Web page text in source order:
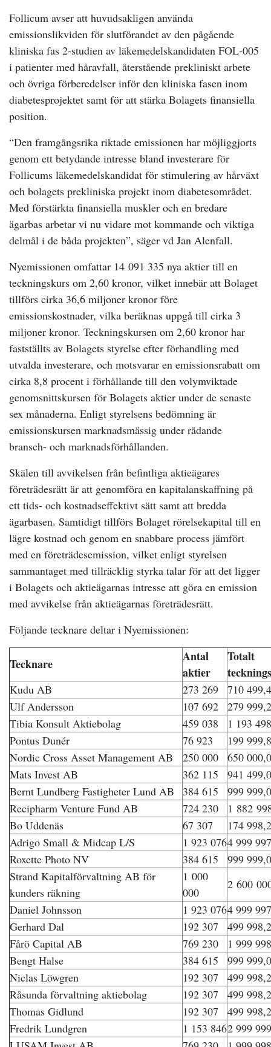
Follicum avser att huvudsakligen använda
emissionslikviden för slutförandet av den pågående
kliniska fas 2-studien av läkemedelskandidaten FOL-005
i patienter med håravfall, återstående prekliniskt arbete
och övriga förberedelser inför den kliniska fasen inom
diabetesprojektet samt för att stärka Bolagets finansiella
position.
“Den framgångsrika riktade emissionen har möjliggjorts
genom ett betydande intresse bland investerare för
Follicums läkemedelskandidat för stimulering av hårväxt
och bolagets prekliniska projekt inom diabetesområdet.
Med förstärkta finansiella muskler och en bredare
ägarbas arbetar vi nu vidare mot kommande och viktiga
delmål i de båda projekten”, säger vd Jan Alenfall.
Nyemissionen omfattar 14 091 335 nya aktier till en
teckningskurs om 2,60 kronor, vilket innebär att Bolaget
tillförs cirka 36,6 miljoner kronor före
emissionskostnader, vilka beräknas uppgå till cirka 3
miljoner kronor. Teckningskursen om 2,60 kronor har
fastställts av Bolagets styrelse efter förhandling med
utvalda investerare, och motsvarar en emissionsrabatt om
cirka 8,8 procent i förhållande till den volymviktade
genomsnittskursen för Bolagets aktier under de senaste
sex månaderna. Enligt styrelsens bedömning är
emissionskursen marknadsmässig under rådande
bransch- och marknadsförhållanden.
Skälen till avvikelsen från befintliga aktieägares
företrädesrätt är att genomföra en kapitalanskaffning på
ett tids- och kostnadseffektivt sätt samt att bredda
ägarbasen. Samtidigt tillförs Bolaget rörelsekapital till en
lägre kostnad och genom en snabbare process jämfört
med en företrädesemission, vilket enligt styrelsen
sammantaget med tillräcklig styrka talar för att det ligger
i Bolagets och aktieägarnas intresse att göra en emission
med avvikelse från aktieägarnas företrädesrätt.
Följande tecknare deltar i Nyemissionen:
Tecknare
Antal
aktier
Totalt
Kudu AB 273 269
710
Ulf Andersson
107 692
279
Tibia Konsult Aktiebolag
459 038
1 193
Pontus Dunér
76 923
199
Nordic Cross Asset Management AB
250 000
650
Mats Invest AB
362 115
941
Bernt Lundberg Fastigheter Lund AB
384 615
999
Recipharm Venture Fund AB
724 230
1 882
Bo Uddenäs
67 307
174
Adrigo Small & Midcap L/S
1 923 0764 999
Roxette Photo NV
384 615
999
Strand Kapitalförvaltning AB för
kunders räkning
1 000
000
2 600
Daniel Johnsson
1 923 0764 999
Gerhard Dal
192 307
499
Fårö Capital AB
769 230
1 999
Bengt Halse
384 615
999
Niclas Löwgren
192 307
499
Råsunda förvaltning aktiebolag
192 307
499
Thomas Gidlund
192 307
499
Fredrik Lundgren
1 153 8462 999